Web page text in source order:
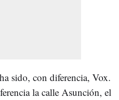
sido, con diferencia, Vox.
la calle Asunción, el